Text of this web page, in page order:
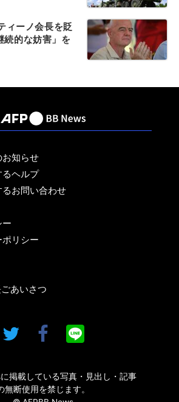
ィーノ会長を貶
続的な妨害」を
知らせ
ヘルプ
お問い合わせ
ー
リシー
あいさつ
掲載している写真・見出し・記事
無断使用を禁じます。